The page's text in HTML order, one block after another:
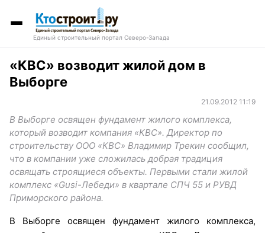
Единый строительный портал Северо-Запада
«КВС» возводит жилой дом в
Выборге
21.09.2012 11:19
В Выборге освящен фундамент жилого комплекса,
который возводит компания «КВС». Директор по
строительству ООО «КВС» Владимир Трекин сообщил,
что в компании уже сложилась добрая традиция
освящать строящиеся объекты. Первыми стали жилой
комплекс «Gusi-Лебеди» в квартале СПЧ 55 и РУВД
Приморского района.
В Выборге освящен фундамент жилого комплекса,